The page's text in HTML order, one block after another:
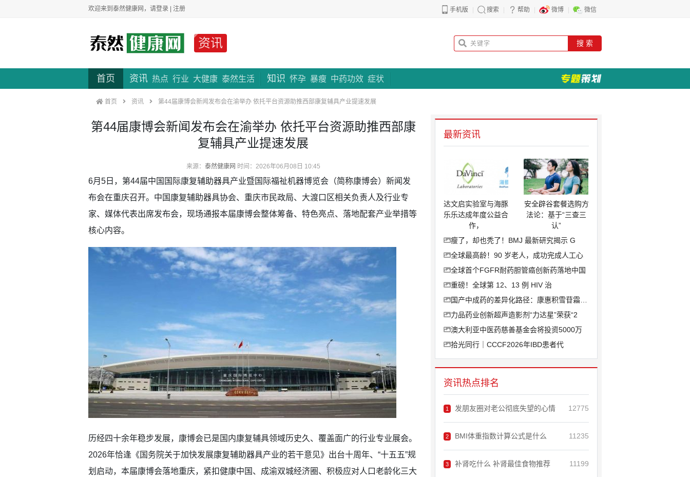
欢迎来到泰然健康网，请登录 | 注册 手机版 搜索 帮助 微博 微信
资讯 搜 索
首页 资讯 热点 行业 大健康 泰然生活 知识 怀孕 暴瘦 中药功效 症状
首页 资讯 第44届康博会新闻发布会在渝举办 依托平台资源助推西部康复辅具产业提速发展
第44届康博会新闻发布会在渝举办 依托平台资源助推西部康
复辅具产业提速发展
来源： 泰然健康网 时间：2026年06月08日 10:45
6月5日，第44届中国国际康复辅助器具产业暨国际福祉机器博览会（简称康博会）新闻发
布会在重庆召开。中国康复辅助器具协会、重庆市民政局、大渡口区相关负责人及行业专
家、媒体代表出席发布会，现场通报本届康博会整体筹备、特色亮点、落地配套产业举措等
核心内容。
历经四十余年稳步发展，康博会已是国内康复辅具领域历史久、覆盖面广的行业专业展会。
2026年恰逢《国务院关于加快发展康复辅助器具产业的若干意见》出台十周年、“十五五”规
划启动，本届康博会落地重庆，紧扣健康中国、成渝双城经济圈、积极应对人口老龄化三大
最新资讯
达文启实验室与海豚
乐乐达成年度公益合
作，
安全辟谷套餐选购方
法论：基于“三查三
认”
瘦了，却也秃了！BMJ 最新研究揭示 G
全球最高龄！90 岁老人，成功完成人工心
全球首个FGFR耐药胆管癌创新药落地中国
重磅！全球第 12、13 例 HIV 治
国产中成药的差异化路径：康惠积雪苷霜软膏
力品药业创新超声造影剂“力达星”荣获“2
澳大利亚中医药慈善基金会将投资5000万
拾光同行｜CCCF2026年IBD患者代
资讯热点排名
1 发朋友圈对老公彻底失望的心情 12775
2 BMI体重指数计算公式是什么 11235
3 补肾吃什么 补肾最佳食物推荐 11199